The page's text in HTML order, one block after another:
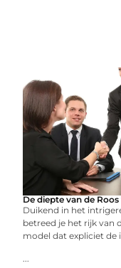
De diepte van de
Duikend in het
betreed je het rijk van
model dat expliciet
...